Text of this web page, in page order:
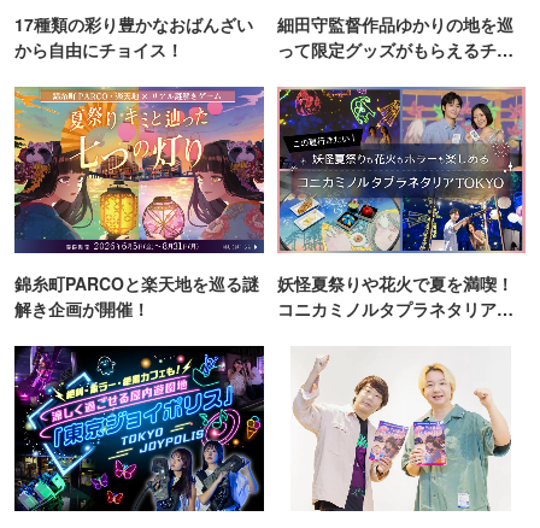
17種類の彩り豊かなおばんざい
から自由にチョイス！
細田守監督作品ゆかりの地を巡
って限定グッズがもらえるチャ
錦糸町PARCOと楽天地を巡る謎
解き企画が開催！
妖怪夏祭りや花火で夏を満喫！
コニカミノルタプラネタリア